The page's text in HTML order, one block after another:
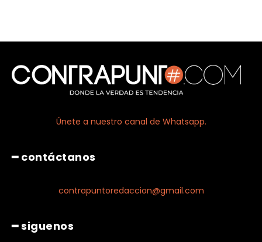
Únete a nuestro canal de Whatsapp.
━ contáctanos
contrapuntoredaccion@gmail.com
━ siguenos